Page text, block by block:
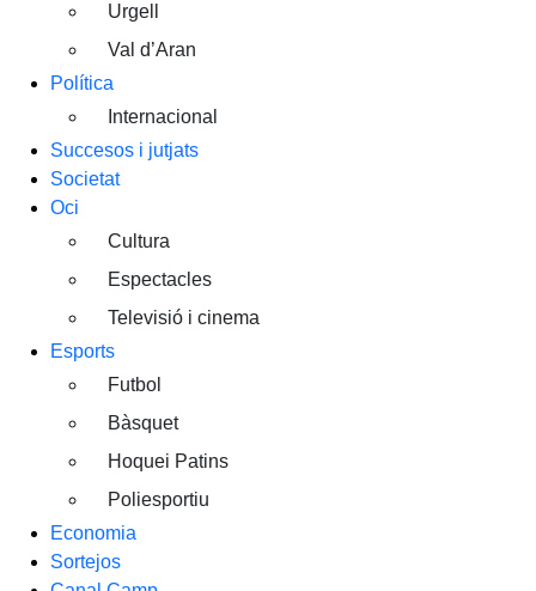
Urgell
Val d’Aran
Política
Internacional
Succesos i jutjats
Societat
Oci
Cultura
Espectacles
Televisió i cinema
Esports
Futbol
Bàsquet
Hoquei Patins
Poliesportiu
Economia
Sortejos